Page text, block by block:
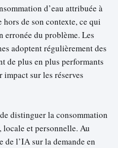
d’eau attribuée à
de son contexte, ce qui
du problème. Les
adoptent régulièrement des
de plus en plus performants
impact sur les réserves
distinguer la consommation
locale et personnelle. Au
l’IA sur la demande en